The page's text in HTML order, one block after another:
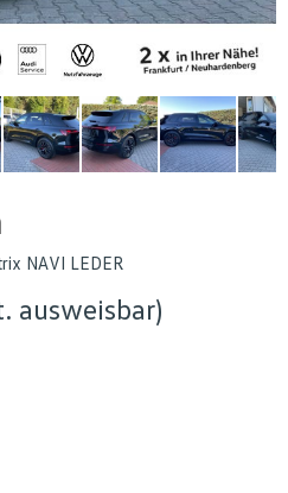
NAVI LEDER
ausweisbar)